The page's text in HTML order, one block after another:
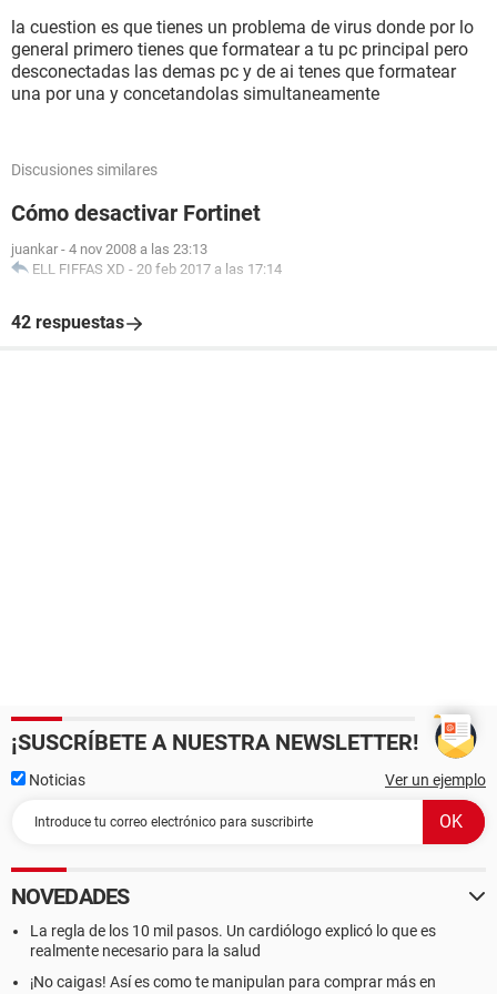
la cuestion es que tienes un problema de virus donde por lo
general primero tienes que formatear a tu pc principal pero
desconectadas las demas pc y de ai tenes que formatear
una por una y concetandolas simultaneamente
Discusiones similares
Cómo desactivar Fortinet
juankar - 4 nov 2008 a las 23:13
ELL FIFFAS XD - 20 feb 2017 a las 17:14
42 respuestas
¡SUSCRÍBETE A NUESTRA NEWSLETTER!
Noticias Ver un ejemplo
NOVEDADES
La regla de los 10 mil pasos. Un cardiólogo explicó lo que es
realmente necesario para la salud
¡No caigas! Así es como te manipulan para comprar más en